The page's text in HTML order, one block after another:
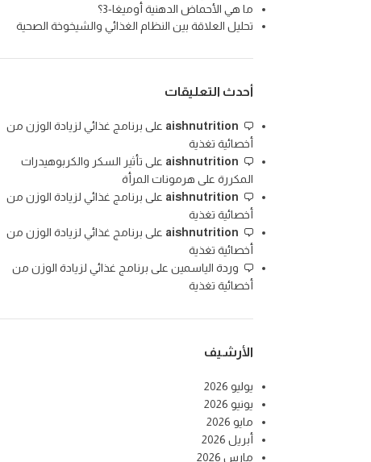
ما هي الأحماض الدهنية أوميغا-3؟
تحليل العلاقة بين النظام الغذائي والشيخوخة الصحية
أحدث التعليقات
aishnutrition على برنامج غذائي لزيادة الوزن من
أخصائية تغذية
aishnutrition على تأثير السكر والكربوهيدرات
المكررة على هرمونات المرأة
aishnutrition على برنامج غذائي لزيادة الوزن من
أخصائية تغذية
aishnutrition على برنامج غذائي لزيادة الوزن من
أخصائية تغذية
وردة الياسمين على برنامج غذائي لزيادة الوزن من
أخصائية تغذية
الأرشيف
يوليو 2026
يونيو 2026
مايو 2026
أبريل 2026
مارس 2026